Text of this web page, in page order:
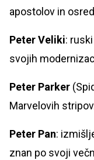
apostolov in
Peter Veliki:
svojih
Peter Parker
Marvelovih
Peter Pan:
znan po svoji